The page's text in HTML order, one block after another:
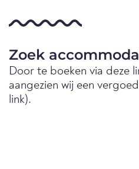
Zoek
Door te boeken via deze
aangezien wij een
link).